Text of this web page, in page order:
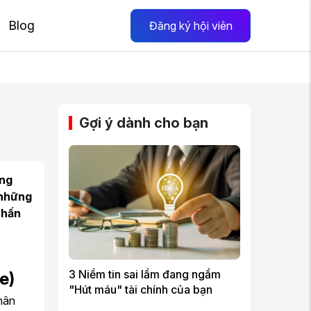
Blog Đăng ký hội viên
Gợi ý dành cho bạn
3 Niềm tin sai lầm đang ngầm
"Hút máu" tài chính của bạn